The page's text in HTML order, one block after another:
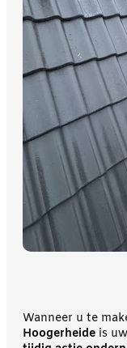
Wanneer u te
Hoogerheide is